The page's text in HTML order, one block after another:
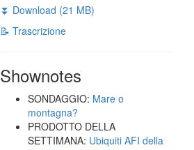
⏬ Download (21 MB)
📝 Trascrizione
Shownotes
SONDAGGIO: Mare o
montagna?
PRODOTTO DELLA
SETTIMANA: Ubiquiti AFI della